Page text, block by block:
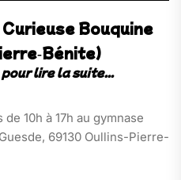
Bouquine
10h à 17h au gymnase
69130 Oullins-Pierre-